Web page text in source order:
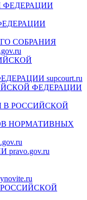
ФЕДЕРАЦИИ
СОБРАНИЯ
supcourt.ru
ФЕДЕРАЦИИ
РОССИЙСКОЙ
НОРМАТИВНЫХ
pravo.gov.ru